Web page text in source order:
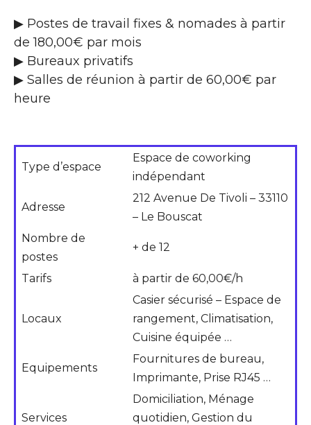
▶ Postes de travail fixes & nomades à partir
de 180,00€ par mois
▶ Bureaux privatifs
▶ Salles de réunion à partir de 60,00€ par
heure
Type d’espace
Espace de coworking
indépendant
Adresse
212 Avenue De Tivoli – 33110
– Le Bouscat
Nombre de
postes
+ de 12
Tarifs à partir de 60,00€/h
Locaux
Casier sécurisé – Espace de
rangement, Climatisation,
Cuisine équipée …
Equipements
Fournitures de bureau,
Imprimante, Prise RJ45 …
Services
Domiciliation, Ménage
quotidien, Gestion du